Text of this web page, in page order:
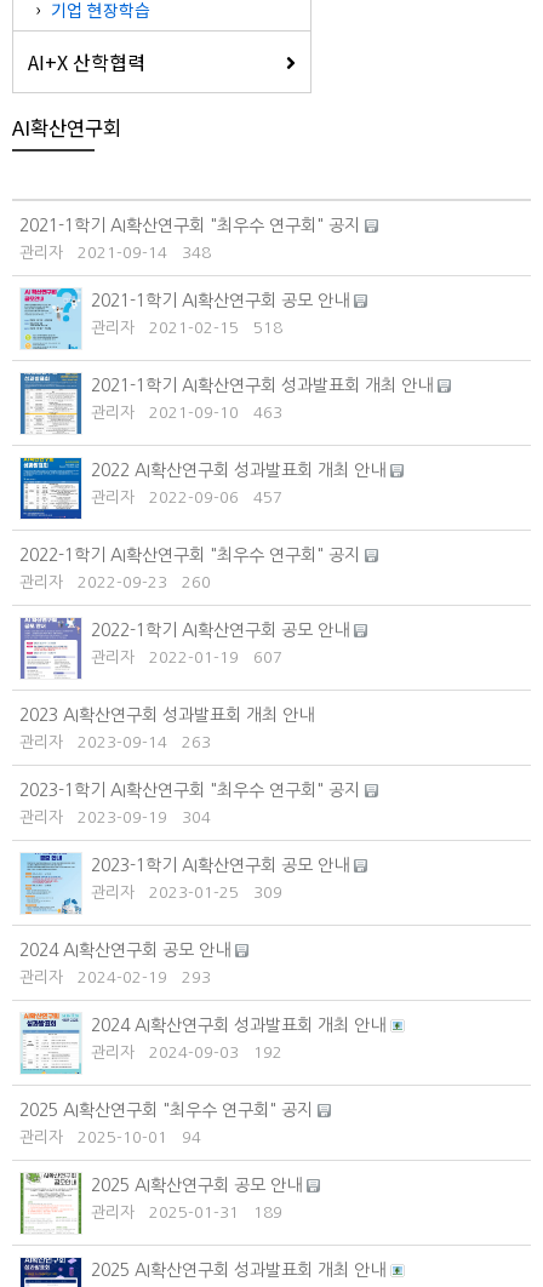
기업 현장학습
AI+X 산학협력
AI확산연구회
2021-1학기 AI확산연구회 "최우수 연구회" 공지
관리자 2021-09-14 348
2021-1학기 AI확산연구회 공모 안내
관리자 2021-02-15 518
2021-1학기 AI확산연구회 성과발표회 개최 안내
관리자 2021-09-10 463
2022 AI확산연구회 성과발표회 개최 안내
관리자 2022-09-06 457
2022-1학기 AI확산연구회 "최우수 연구회" 공지
관리자 2022-09-23 260
2022-1학기 AI확산연구회 공모 안내
관리자 2022-01-19 607
2023 AI확산연구회 성과발표회 개최 안내
관리자 2023-09-14 263
2023-1학기 AI확산연구회 "최우수 연구회" 공지
관리자 2023-09-19 304
2023-1학기 AI확산연구회 공모 안내
관리자 2023-01-25 309
2024 AI확산연구회 공모 안내
관리자 2024-02-19 293
2024 AI확산연구회 성과발표회 개최 안내
관리자 2024-09-03 192
2025 AI확산연구회 "최우수 연구회" 공지
관리자 2025-10-01 94
2025 AI확산연구회 공모 안내
관리자 2025-01-31 189
2025 AI확산연구회 성과발표회 개최 안내